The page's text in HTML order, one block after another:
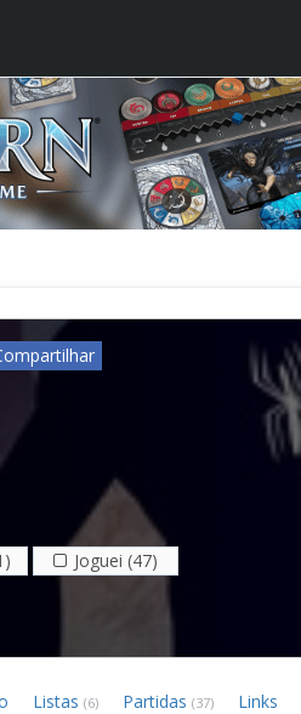
Joguei (47)
Listas (6) Partidas (37) Links